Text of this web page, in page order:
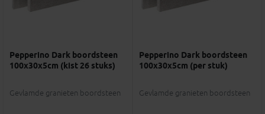
Pepperino Dark boordsteen
100x30x5cm (kist 26 stuks)
Gevlamde granieten boordsteen
Pepperino Dark boordsteen
100x30x5cm (per stuk)
Gevlamde granieten boordsteen